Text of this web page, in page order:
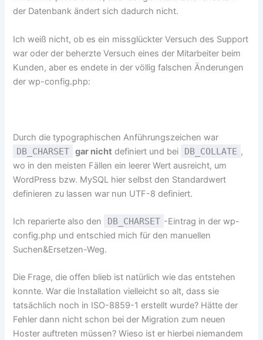
der Datenbank ändert sich dadurch nicht.
Ich weiß nicht, ob es ein missglückter Versuch des Support
war oder der beherzte Versuch eines der Mitarbeiter beim
Kunden, aber es endete in der völlig falschen Änderungen
der wp-config.php:
Durch die typographischen Anführungszeichen war
DB_CHARSET gar nicht definiert und bei DB_COLLATE ,
wo in den meisten Fällen ein leerer Wert ausreicht, um
WordPress bzw. MySQL hier selbst den Standardwert
definieren zu lassen war nun UTF-8 definiert.
Ich reparierte also den DB_CHARSET -Eintrag in der wp-
config.php und entschied mich für den manuellen
Suchen&Ersetzen-Weg.
Die Frage, die offen blieb ist natürlich wie das entstehen
konnte. War die Installation vielleicht so alt, dass sie
tatsächlich noch in ISO-8859-1 erstellt wurde? Hätte der
Fehler dann nicht schon bei der Migration zum neuen
Hoster auftreten müssen? Wieso ist er hierbei niemandem